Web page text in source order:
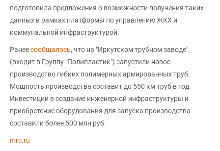
подготовила предложения о возможности получения таких
данных в рамках платформы по управлению ЖКХ и
коммунальной инфраструктурой.
Ранеесообщалось, что на "Иркутском трубном заводе"
(входит в Группу "Полипластик") запустили новое
производство гибких полимерных армированных труб.
Мощность производства составит до 550 км труб в год.
Инвестиции в создание инженерной инфраструктуры и
приобретение оборудования для запуска производства
составили более 500 млн руб.
mrc.ru